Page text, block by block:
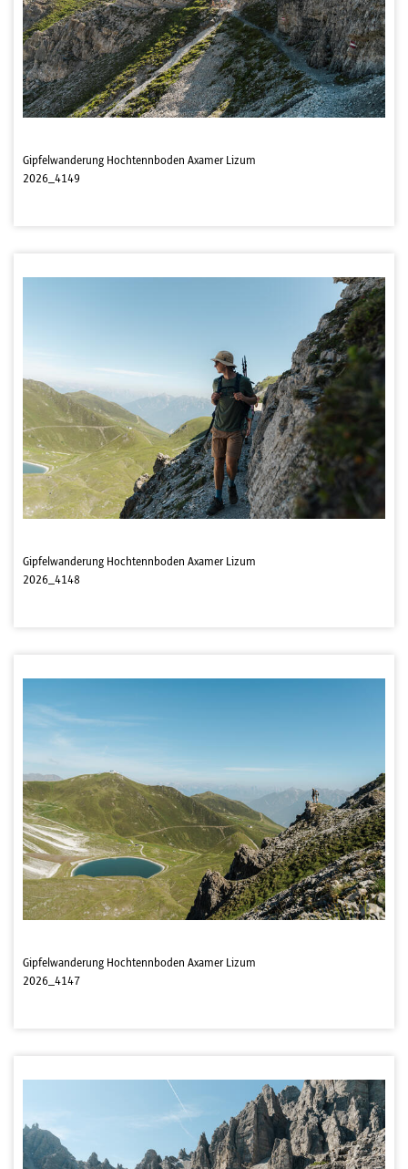
Gipfelwanderung Hochtennboden Axamer Lizum
2026_4149
Gipfelwanderung Hochtennboden Axamer Lizum
2026_4148
Gipfelwanderung Hochtennboden Axamer Lizum
2026_4147